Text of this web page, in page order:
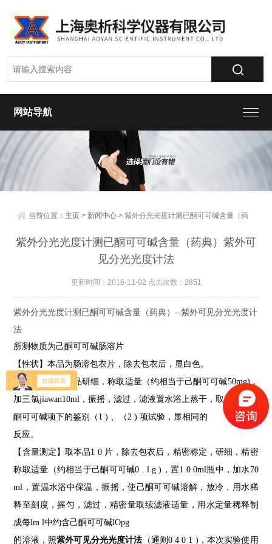
网站导航
当前位置： 主页 > 新闻中心 > 紫外分光光度计测已酮可可碱含量（药
典）紫外可见分光光度计法
紫外分光光度计测已酮可可碱含量（药典）紫外可
见分光光度计法
更新时间：2016-11-02 点击次数：2851
紫外分光光度计测已酮可可碱含量（药典）--紫外可见分光光度计
法
所测物质为己酮可可碱肠溶片
【性状】本品为肠溶包衣片，除去包衣后，显白色。
【前处理】取本品研细，称取适量（约相当于己酮可可碱50mg)，
加三氯jiawan10ml，振摇，滤过，滤液置水浴上蒸干，取残渣照己
酮可可碱项下的鉴别（ 1 ) 、（2 )项试验，显相同的
反应。
【含量测定】取本品1 0 片，除去包衣后，精密称定，研细，精密
称取适量（约相当于己酮可可碱0 . l g ) ，置1 0 0ml瓶中，加水70
ml ，置温水浴中保温，振摇，使己酮可可碱溶解，放冷，用水稀
释至刻度，摇匀，滤过，精密量取续滤液适量，用水定量稀释制
成每lm l中约含己酮可可碱lOpg
的溶液，照紫外可见分光光度计法 （通则0 4 0 1 ) ，本次实验使用